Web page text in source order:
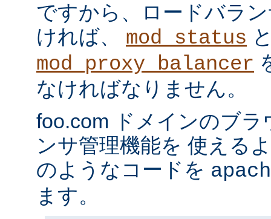
ですから、ロードバラ
ければ、 mod_status
mod_proxy_balancer
なければなりません。
foo.com ドメインのブ
ンサ管理機能を 使える
のようなコードを
ます。